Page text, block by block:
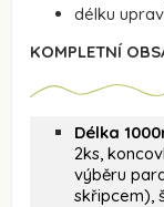
délku
KOMPLETNÍ
Délka
2ks,
výběru
skřipcem),